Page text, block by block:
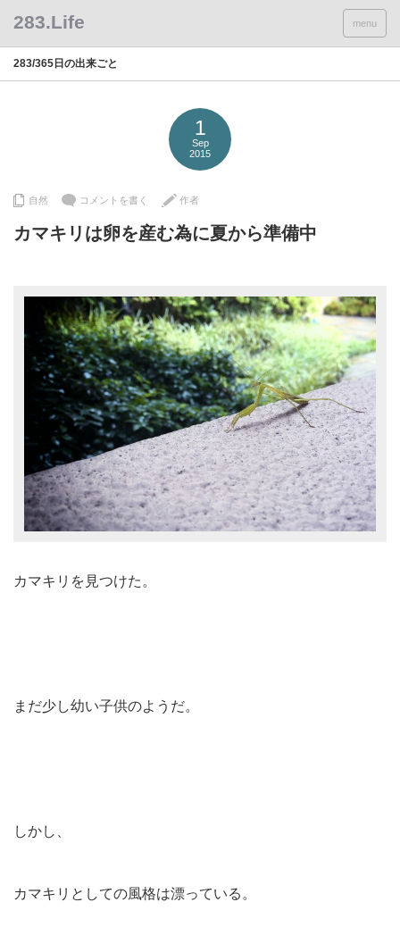
menu
283/365日の出来ごと
1
Sep
2015
自然 コメントを書く 作者
カマキリは卵を産む為に夏から準備中
カマキリを見つけた。
まだ少し幼い子供のようだ。
しかし、
カマキリとしての風格は漂っている。